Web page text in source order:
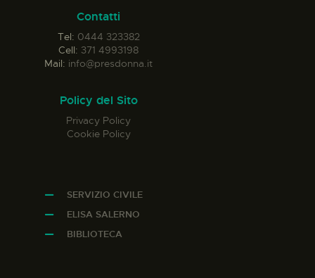
Contatti
Tel: 0444 323382
Cell: 371 4993198
Mail: info@presdonna.it
Policy del Sito
Privacy Policy
Cookie Policy
SERVIZIO CIVILE
ELISA SALERNO
BIBLIOTECA